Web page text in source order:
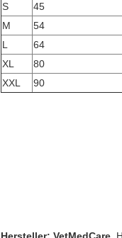
S
45
M
54
L
64
XL
80
XXL
90